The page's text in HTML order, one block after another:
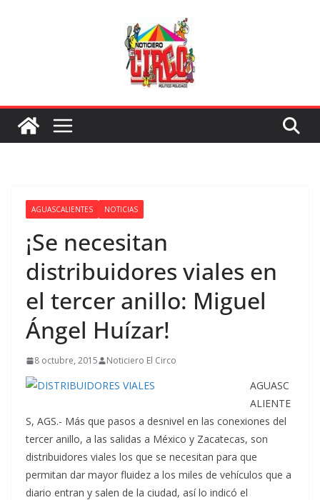
AGUASCALIENTES NOTICIAS
¡Se necesitan
distribuidores viales en
el tercer anillo: Miguel
Ángel Huízar!
8 octubre, 2015 Noticiero El Circo
AGUASC
ALIENTE
S, AGS.- Más que pasos a desnivel en las conexiones del
tercer anillo, a las salidas a México y Zacatecas, son
distribuidores viales los que se necesitan para que
permitan dar mayor fluidez a los miles de vehículos que a
diario entran y salen de la ciudad, así lo indicó el